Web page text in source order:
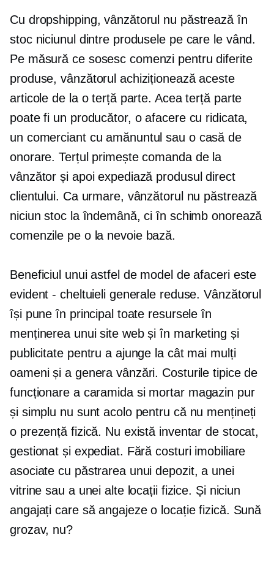
Cu dropshipping, vânzătorul nu păstrează în
stoc niciunul dintre produsele pe care le vând.
Pe măsură ce sosesc comenzi pentru diferite
produse, vânzătorul achiziționează aceste
articole de la o terță parte. Acea terță parte
poate fi un producător, o afacere cu ridicata,
un comerciant cu amănuntul sau o casă de
onorare. Terțul primește comanda de la
vânzător și apoi expediază produsul direct
clientului. Ca urmare, vânzătorul nu păstrează
niciun stoc la îndemână, ci în schimb onorează
comenzile pe o la nevoiebază.
Beneficiul unui astfel de model de afaceri este
evident - cheltuieli generale reduse. Vânzătorul
își pune în principal toate resursele în
menținerea unui site web și în marketing și
publicitate pentru a ajunge la cât mai mulți
oameni și a genera vânzări. Costurile tipice de
funcționare a caramida si mortarmagazin pur
și simplu nu sunt acolo pentru că nu mențineți
o prezență fizică. Nu există inventar de stocat,
gestionat și expediat. Fără costuri imobiliare
asociate cu păstrarea unui depozit, a unei
vitrine sau a unei alte locații fizice. Și niciun
angajați care să angajeze o locație fizică. Sună
grozav, nu?